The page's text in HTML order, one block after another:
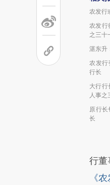
农发行
农发行
之三十
湛东升
农发行
行长
大行行
人事之
原行
长
行
《